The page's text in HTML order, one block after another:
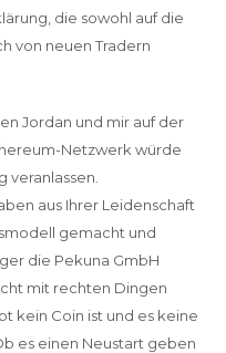
die sowohl auf die
von neuen Tradern
Jordan und mir auf der
Netzwerk würde
aus Ihrer Leidenschaft
gemacht und
die Pekuna GmbH
mit rechten Dingen
kein Coin ist und es keine
es einen Neustart geben